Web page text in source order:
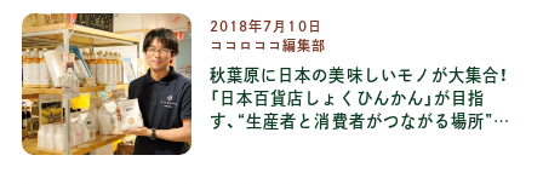
2018年7 月 10 日
ココロココ編集部
秋葉原に日本の美味しいモノが大集合！
「日本百貨店しょくひんかん」が目指
す、“生産者と消費者がつながる場所”と